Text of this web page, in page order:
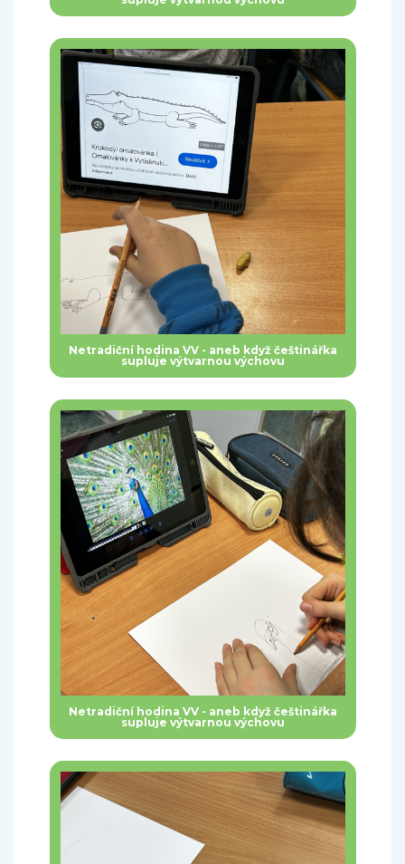
Netradiční hodina VV - aneb když češtinářka
supluje výtvarnou výchovu
Netradiční hodina VV - aneb když češtinářka
supluje výtvarnou výchovu